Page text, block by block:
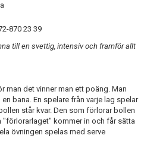
870 23 39
till en svettig, intensiv och framför allt
man det vinner man ett poäng. Man
bana. En spelare från varje lag spelar
står kvar. Den som förlorar bollen
"förlorarlaget" kommer in och får sätta
övningen spelas med serve